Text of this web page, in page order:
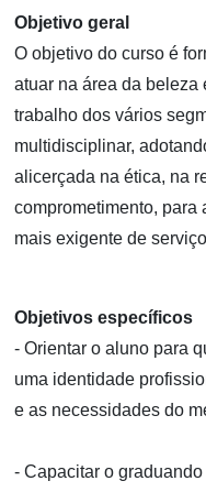
Objetivo geral
O objetivo do curso é
atuar na área da beleza
trabalho dos vários
multidisciplinar,
alicerçada na ética, na
comprometimento, para
mais exigente de
Objetivos específicos
- Orientar o aluno para
uma identidade
e as necessidades do
- Capacitar o